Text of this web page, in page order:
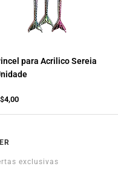
para Acrilico Sereia
4,00
exclusivas